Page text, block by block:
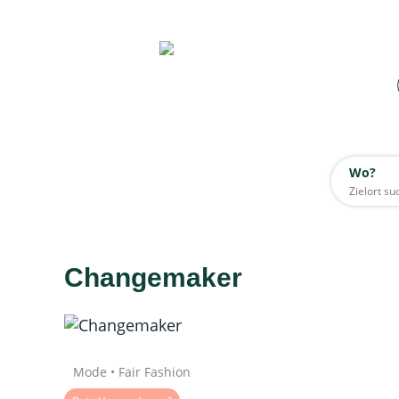
Wo?
Wo?
Daten werden geladen
Changemaker
Mode • Fair Fashion